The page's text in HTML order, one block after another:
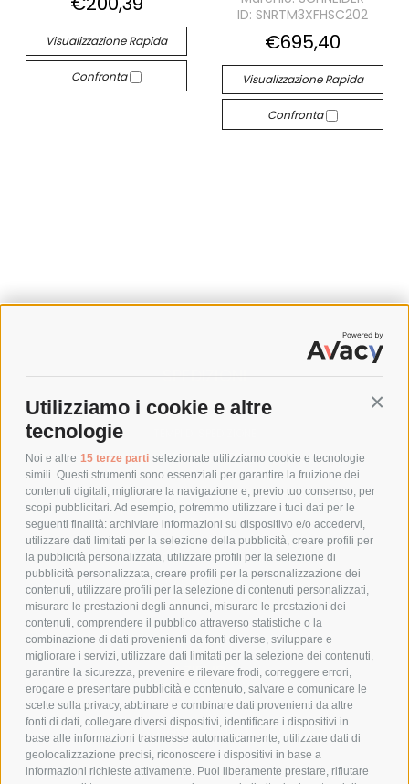
Utilizziamo i cookie e altre
tecnologie
Noi e altre 15 terze parti selezionate utilizziamo cookie e tecnologie
simili. Questi strumenti sono essenziali per garantire la fruizione dei
contenuti digitali, migliorare la navigazione e, previo tuo consenso, per
scopi pubblicitari. Ad esempio, potremmo utilizzare i tuoi dati per le
seguenti finalità: archiviare informazioni su dispositivo e/o accedervi,
utilizzare dati limitati per la selezione della pubblicità, creare profili per
la pubblicità personalizzata, utilizzare profili per la selezione di
pubblicità personalizzata, creare profili per la personalizzazione dei
contenuti, utilizzare profili per la selezione di contenuti personalizzati,
misurare le prestazioni degli annunci, misurare le prestazioni dei
contenuti, comprendere il pubblico attraverso statistiche o la
combinazione di dati provenienti da fonti diverse, sviluppare e
migliorare i servizi, utilizzare dati limitati per la selezione dei contenuti,
garantire la sicurezza, prevenire e rilevare frodi, correggere errori,
erogare e presentare pubblicità e contenuto, salvare e comunicare le
scelte sulla privacy, abbinare e combinare dati provenienti da altre
fonti di dati, collegare diversi dispositivi, identificare i dispositivi in
base alle informazioni trasmesse automaticamente, utilizzare dati di
geolocalizzazione precisi, riconoscere i dispositivi in base a
informazioni richieste attivamente. Puoi liberamente prestare, rifiutare
Visualizzazione Rapida
Confronta
ID: SNRTM3XFHSC202
€695,40
Visualizzazione Rapida
Confronta
SPEDIZIONI
COSTI DI SPEDIZIONE
POLITICA DI RESO
POLICY
PRIVACY POLICY
COOKIE POLICY
PAGAMENTI SICURI
AZIENDA
CHI SIAMO
MARCHI TRATTATI
CONDOMINI